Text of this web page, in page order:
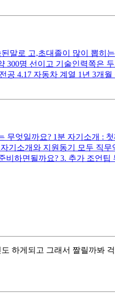
말로 고,초대졸이 많이 뽑히
명 선이고 기술인력쪽은
공 4.17 자동차 계열 1년 3개
엇일까요? 1분 자기소개 :
기소개와 지원동기 모두 직
비하면될까요? 3. 추가 조언팁
하게되고 그래서 짤릴까봐